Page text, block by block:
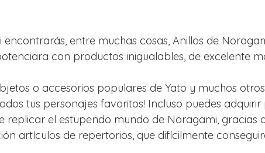
encontrarás, entre muchas cosas, Anillos de
con productos inigualables, de excelente
o accesorios populares de Yato y muchos
tus personajes favoritos! Incluso puedes
replicar el estupendo mundo de Noragami, gracias
artículos de repertorios, que difícilmente